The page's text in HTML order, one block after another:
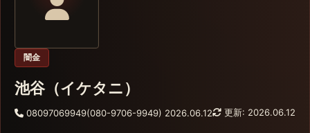
闇金
池谷（イケタニ）
08097069949(080-9706-9949) 2026.06.12 更新: 2026.06.12